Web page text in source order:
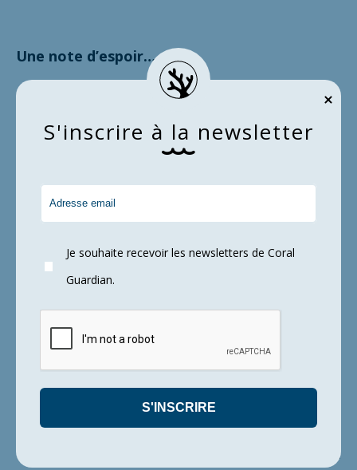
S'inscrire à la newsletter
Je souhaite recevoir les newsletters de Coral
Guardian.
Une note d’espoir…
certains scientifiques envisagent
une adaptation thermique des récifs
coralliensde 0,4°C par décennie, mais
impactées entre 5 et 15 ans (Baker et al., 2008,
événements de blanchissement successifs en
2016 et 2017.
Lescoraux mésophotiquesattirent
également l’attention des scientifiques grâce à